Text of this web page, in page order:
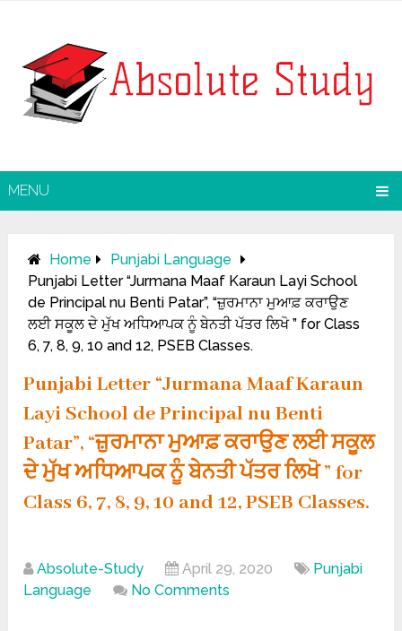
MENU
Home
Punjabi Language
Punjabi Letter “Jurmana Maaf Karaun Layi School
de Principal nu Benti Patar”, “ਜ਼ੁਰਮਾਨਾ ਮੁਆਫ਼ ਕਰਾਉਣ
ਲਈ ਸਕੂਲ ਦੇ ਮੁੱਖ ਅਧਿਆਪਕ ਨੂੰ ਬੇਨਤੀ ਪੱਤਰ ਲਿਖੋ ” for Class
6, 7, 8, 9, 10 and 12, PSEB Classes.
Punjabi Letter “Jurmana Maaf Karaun
Layi School de Principal nu Benti
Patar”, “ਜ਼ੁਰਮਾਨਾ ਮੁਆਫ਼ ਕਰਾਉਣ ਲਈ ਸਕੂਲ
ਦੇ ਮੁੱਖ ਅਧਿਆਪਕ ਨੂੰ ਬੇਨਤੀ ਪੱਤਰ ਲਿਖੋ ” for
Class 6, 7, 8, 9, 10 and 12, PSEB Classes.
Absolute-Study April 29, 2020
Punjabi
Language
No Comments